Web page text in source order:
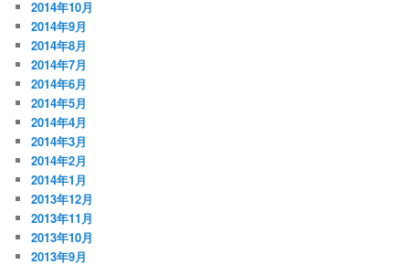
2014年10月
2014年9月
2014年8月
2014年7月
2014年6月
2014年5月
2014年4月
2014年3月
2014年2月
2014年1月
2013年12月
2013年11月
2013年10月
2013年9月